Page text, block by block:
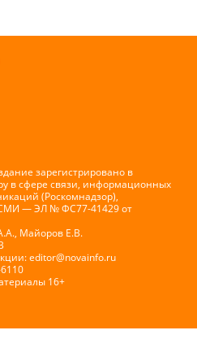
зарегистрировано в
в сфере связи, информационных
(Роскомнадзор),
СМИ — ЭЛ № ФС77-41429 от
Майоров Е.В.
editor@novainfo.ru
16+